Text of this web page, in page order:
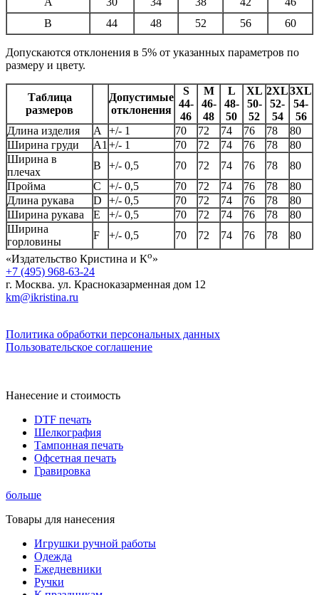
B
44 48 52 56 60
Допускаются отклонения в 5% от указанных параметров по
размеру и цвету.
Таблица
размеров
Допустимые
отклонения
S
44-
46
M
46-
48
L
48-
50
XL
50-
52
2XL
52-
54
3XL
54-
56
Длина изделия
А +/- 1 70 72 74 76 78
80
Ширина груди
А1 +/- 1 70 72 74 76 78
80
Ширина в
плечах
B +/- 0,5 70 72 74 76 78
80
Пройма
C +/- 0,5 70 72 74 76 78
80
Длина рукава
D +/- 0,5 70 72 74 76 78
80
Ширина рукава
E +/- 0,5 70 72 74 76 78
80
Ширина
горловины
F +/- 0,5 70 72 74 76 78
80
«Издательство Кристина и Ко»
+7 (495) 968-63-24
г. Москва. ул. Красноказарменная дом 12
km@ikristina.ru
Политика обработки персональных данных
Пользовательское соглашение
Нанесение и стоимость
DTF печать
Шелкография
Тампонная печать
Офсетная печать
Гравировка
больше
Товары для нанесения
Игрушки ручной работы
Одежда
Ежедневники
Ручки